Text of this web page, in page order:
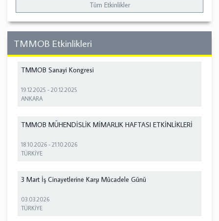
Tüm Etkinlikler
TMMOB Etkinlikleri
TMMOB Sanayi Kongresi
19.12.2025 -20.12.2025
ANKARA
TMMOB MÜHENDİSLİK MİMARLIK HAFTASI ETKİNLİKLERİ
18.10.2026 -21.10.2026
TÜRKİYE
3 Mart İş Cinayetlerine Karşı Mücadele Günü
03.03.2026
TÜRKİYE